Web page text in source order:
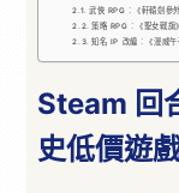
武俠 RPG：《軒轅劍參
策略 RPG：《聖女戰旗》
知名 IP 改編：《漫威午
Steam 回
史低價遊